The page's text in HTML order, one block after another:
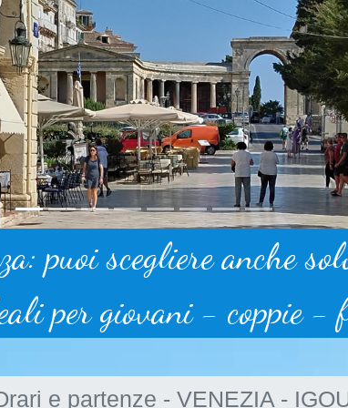
puoi scegliere anche
per giovani - coppie -
e partenze - VENEZIA -